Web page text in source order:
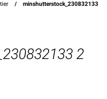
/
minshutterstock_230832133
2